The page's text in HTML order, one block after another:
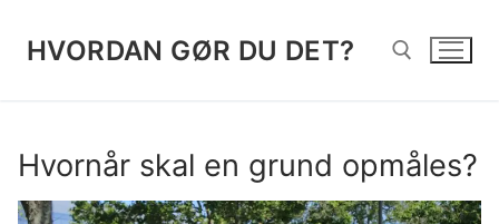
HVORDAN GØR DU DET?
Hvornår skal en grund opmåles?